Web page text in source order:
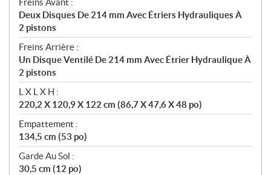
Deux Disques De 214 mm Avec Étriers Hydrauliques À
2 pistons
Freins Arrière :
Un Disque Ventilé De 214 mm Avec Étrier Hydraulique À
2 pistons
L X L X H :
220,2 X 120,9 X 122 cm (86,7 X 47,6 X 48 po)
Empattement :
134,5 cm (53 po)
Garde Au Sol :
30,5 cm (12 po)